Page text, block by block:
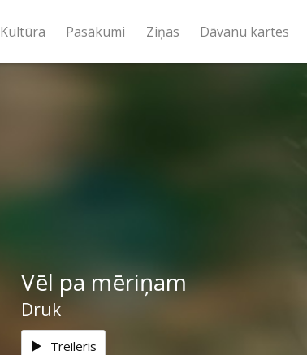
Kultūra Pasākumi Ziņas Dāvanu kartes
Vēl pa mēriņam
Druk
Treileris